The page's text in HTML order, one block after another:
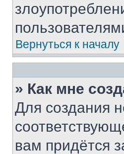
Вернуться к началу
» Как мне
Для создания
вам придётся